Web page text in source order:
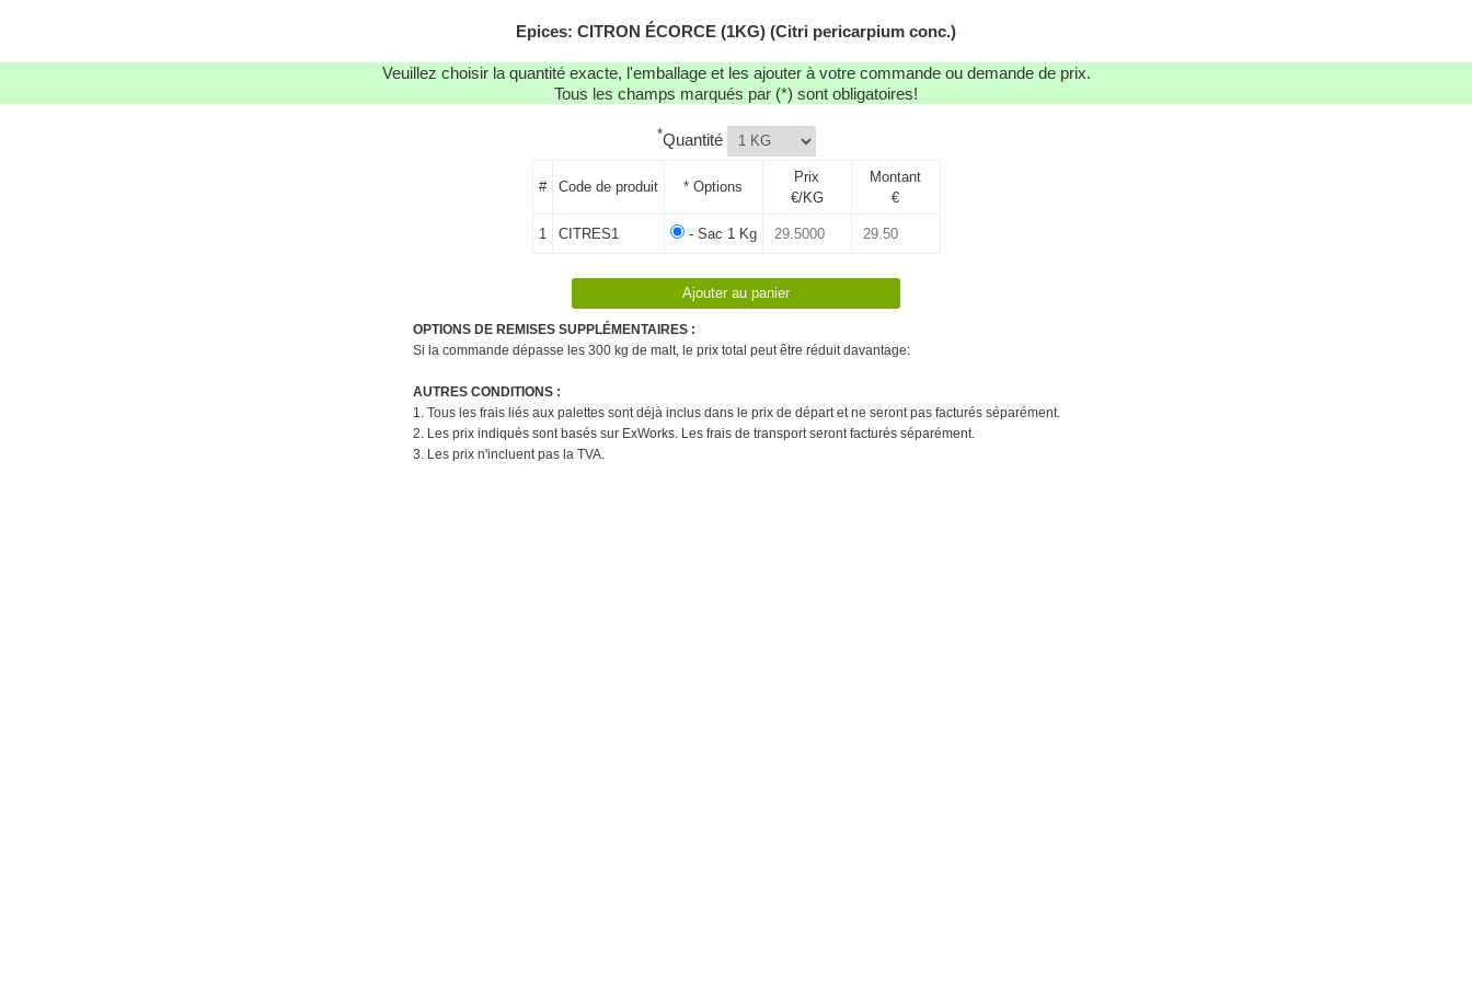
Epices: CITRON ÉCORCE (1KG) (Citri pericarpium conc.)
Veuillez choisir la quantité exacte, l'emballage et les ajouter à votre commande ou demande de prix.
Tous les champs marqués par (*) sont obligatoires!
*Quantité
# Code de produit * Options
Prix
€/KG
Montant
€
1 CITRES1 - Sac 1 Kg
OPTIONS DE REMISES SUPPLÉMENTAIRES :
Si la commande dépasse les 300 kg de malt, le prix total peut être réduit davantage:
AUTRES CONDITIONS :
1. Tous les frais liés aux palettes sont déjà inclus dans le prix de départ et ne seront pas facturés séparément.
2. Les prix indiqués sont basés sur ExWorks. Les frais de transport seront facturés séparément.
3. Les prix n'incluent pas la TVA.